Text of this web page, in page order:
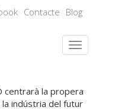
Contacte Blog
centrarà la propera
la indústria del futur